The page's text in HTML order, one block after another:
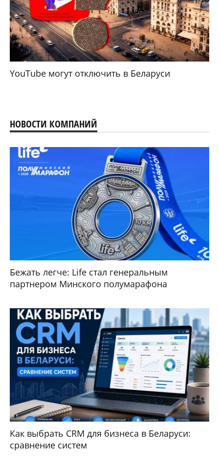
YouTube могут отключить в Беларуси
НОВОСТИ КОМПАНИЙ
Бежать легче: Life стал генеральным
партнером Минского полумарафона
Как выбрать CRM для бизнеса в Беларуси:
сравнение систем